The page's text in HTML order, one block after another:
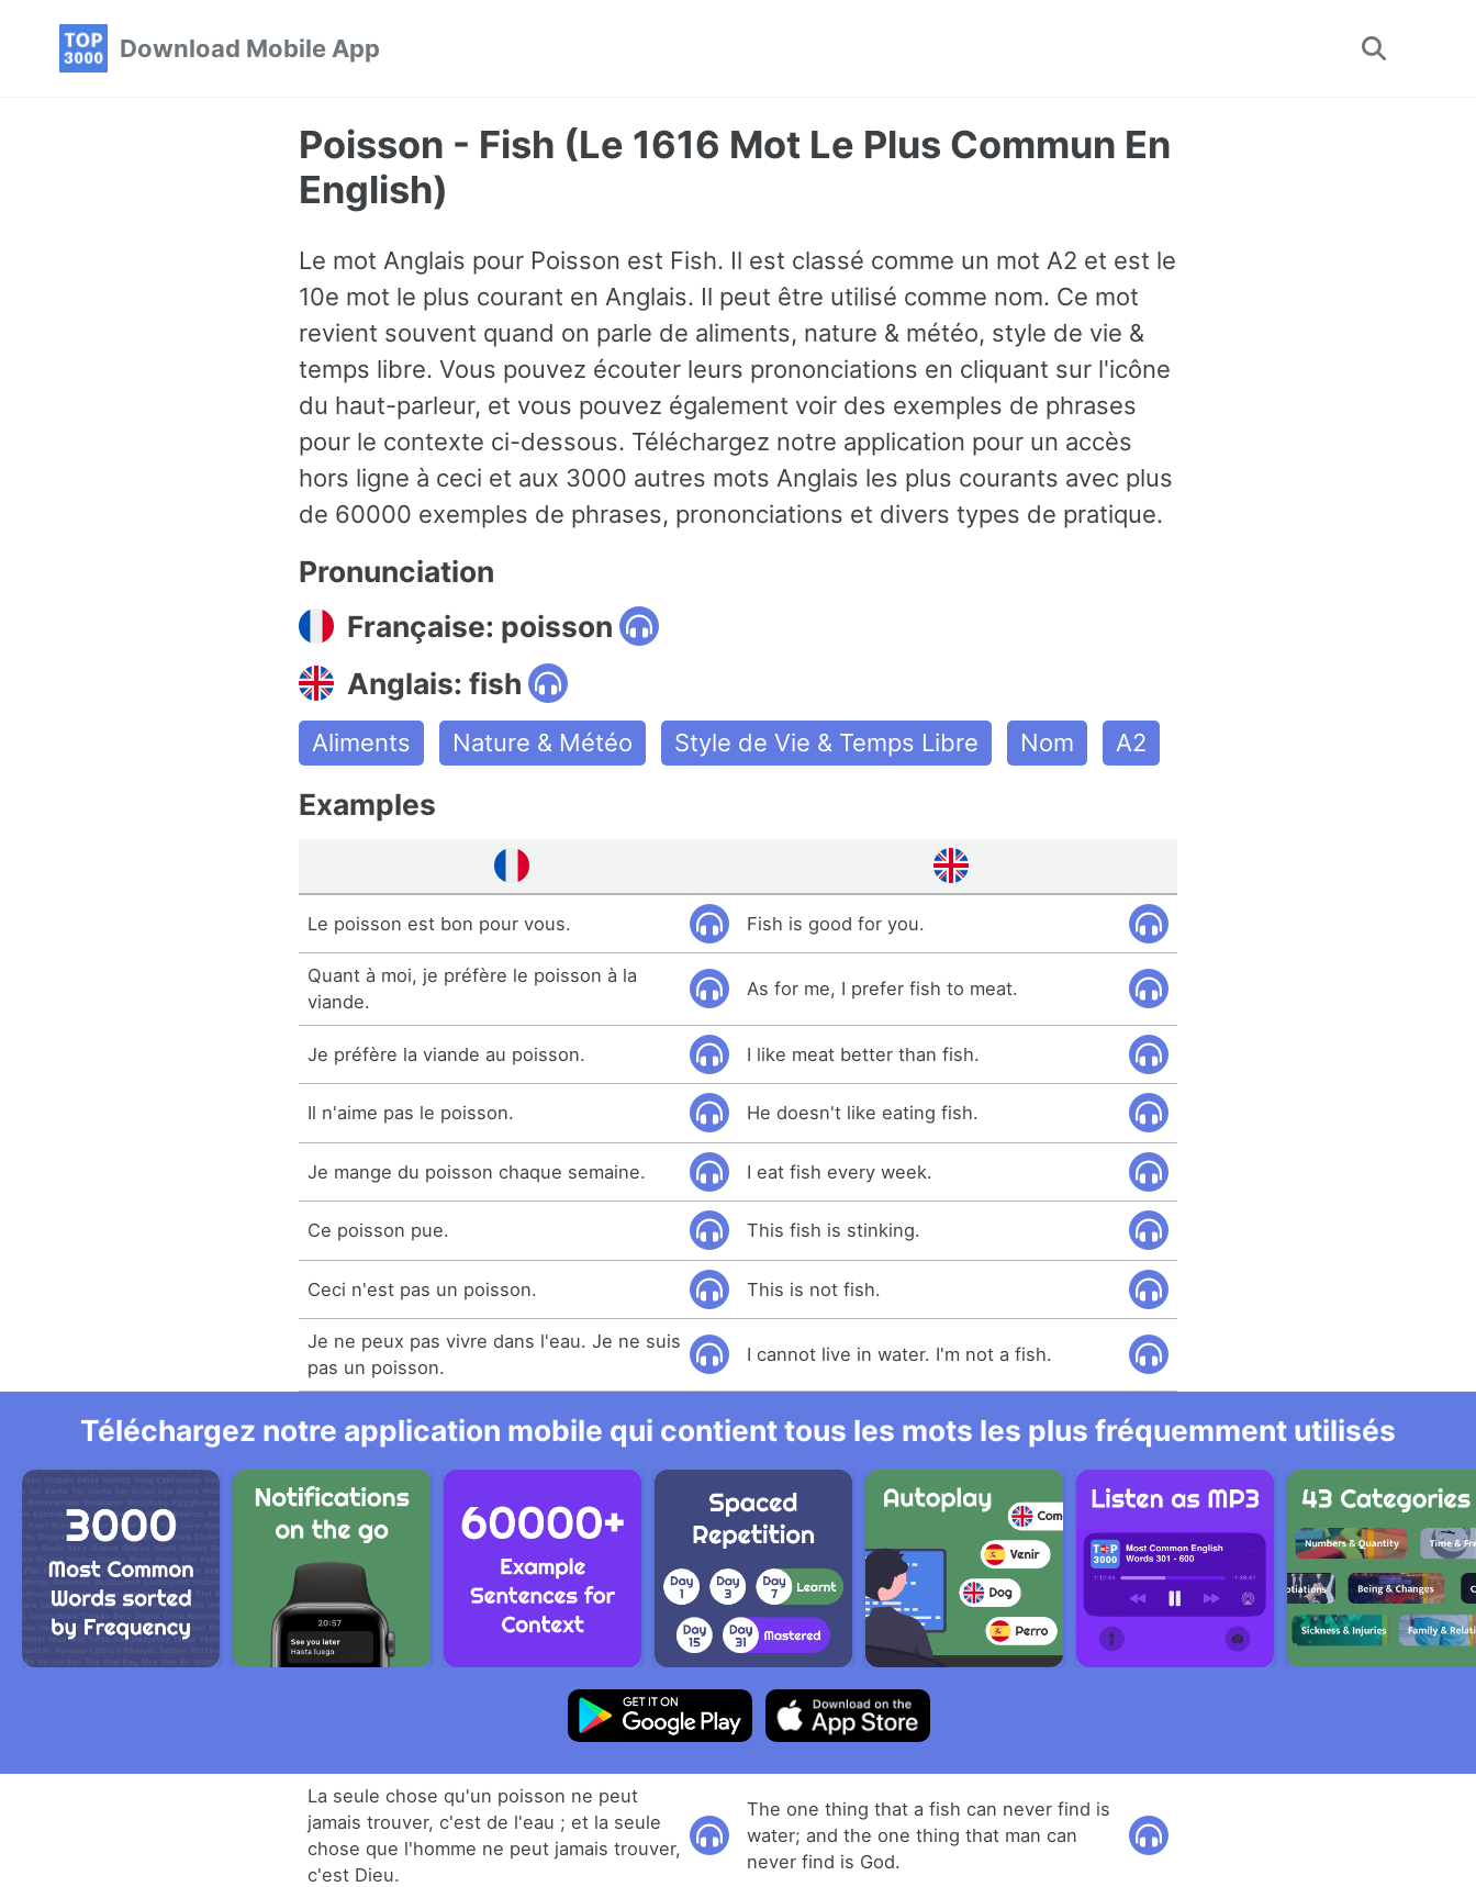
Download Mobile App
Toggle
Poisson - Fish (Le 1616 Mot Le Plus Commun En
English)
Le mot Anglais pour Poisson est Fish. Il est classé comme un mot A2 et est le
10e mot le plus courant en Anglais. Il peut être utilisé comme nom. Ce mot
revient souvent quand on parle de aliments, nature & météo, style de vie &
temps libre. Vous pouvez écouter leurs prononciations en cliquant sur l'icône
du haut-parleur, et vous pouvez également voir des exemples de phrases
pour le contexte ci-dessous. Téléchargez notre application pour un accès
hors ligne à ceci et aux 3000 autres mots Anglais les plus courants avec plus
de 60000 exemples de phrases, prononciations et divers types de pratique.
Pronunciation
Française: poisson
Anglais: fish
Aliments Nature & Météo Style de Vie & Temps Libre Nom A2
Examples
Le poisson est bon pour vous. Fish is good for you.
Quant à moi, je préfère le poisson à la
viande.
As for me, I prefer fish to meat.
Je préfère la viande au poisson. I like meat better than fish.
Il n'aime pas le poisson. He doesn't like eating fish.
Je mange du poisson chaque semaine. I eat fish every week.
Ce poisson pue. This fish is stinking.
Ceci n'est pas un poisson. This is not fish.
Je ne peux pas vivre dans l'eau. Je ne suis
pas un poisson.
I cannot live in water. I'm not a fish.
Téléchargez notre application mobile qui contient tous les mots les plus fréquemment utilisés
La seule chose qu'un poisson ne peut
jamais trouver, c'est de l'eau ; et la seule
chose que l'homme ne peut jamais trouver,
c'est Dieu.
The one thing that a fish can never find is
water; and the one thing that man can
never find is God.